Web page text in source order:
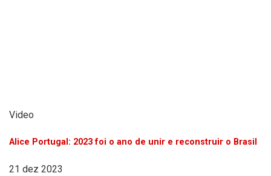
Video
Alice Portugal: 2023 foi o ano de unir e reconstruir o Brasil
21 dez 2023